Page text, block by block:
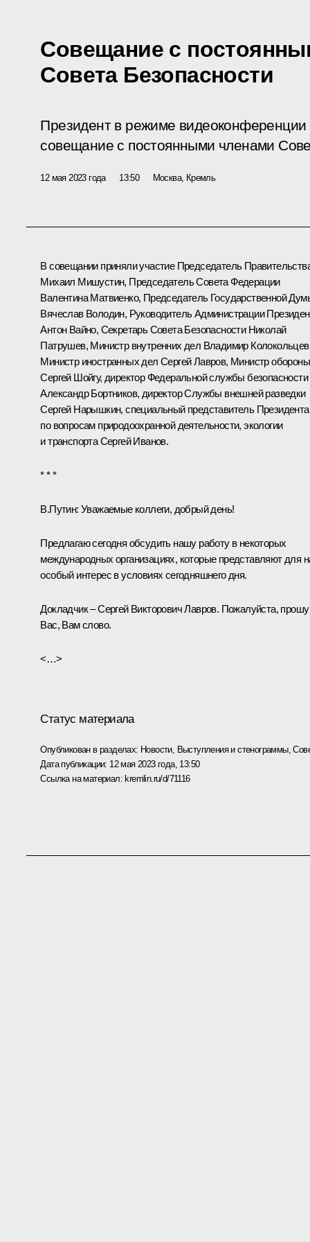
Совещание с
Совета Безопасности
Президент в режиме видеоконференции
совещание с постоянными членами
12 мая 2023 года 13:50 Москва, Кремль
В совещании приняли участие Председатель
Михаил Мишустин, Председатель Совета Федерации
Валентина Матвиенко, Председатель Государственной
Вячеслав Володин, Руководитель Администрации
Антон Вайно, Секретарь Совета Безопасности Николай
Патрушев, Министр внутренних дел Владимир Колокольцев
Министр иностранных дел Сергей Лавров, Министр обороны
Сергей Шойгу, директор Федеральной службы безопасности
Александр Бортников, директор Службы внешней разведки
Сергей Нарышкин, специальный представитель Президента
по вопросам природоохранной деятельности, экологии
и транспортаСергей Иванов.
* * *
В.Путин: Уважаемые коллеги, добрый день!
Предлагаю сегодня обсудить нашу работу в некоторых
международных организациях, которые представляют для
особый интерес в условиях сегодняшнего дня.
Докладчик – Сергей Викторович Лавров. Пожалуйста, прошу
Вас, Вам слово.
<…>
Статус материала
Опубликован в разделах: Новости, Выступления и стенограммы,
Дата публикации: 12 мая 2023 года, 13:50
Ссылка на материал: kremlin.ru/d/71116